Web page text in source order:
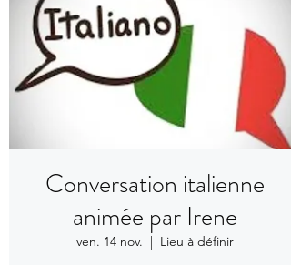
Conversation italienne
animée par Irene
ven. 14 nov.
  |
Lieu à définir